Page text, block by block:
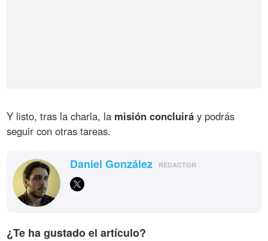
Y listo, tras la charla, la misión concluirá y podrás
seguir con otras tareas.
Daniel González REDACTOR
¿Te ha gustado el artículo?